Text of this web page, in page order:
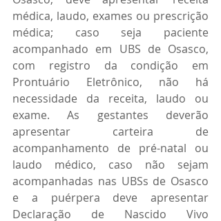
médica, laudo, exames ou prescrição
médica; caso seja paciente
acompanhado em UBS de Osasco,
com registro da condição em
Prontuário Eletrônico, não há
necessidade da receita, laudo ou
exame. As gestantes deverão
apresentar carteira de
acompanhamento de pré-natal ou
laudo médico, caso não sejam
acompanhadas nas UBSs de Osasco
e a puérpera deve apresentar
Declaração de Nascido Vivo